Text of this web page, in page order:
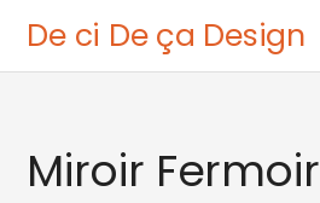
De ci De ça Design
Miroir Fermoir